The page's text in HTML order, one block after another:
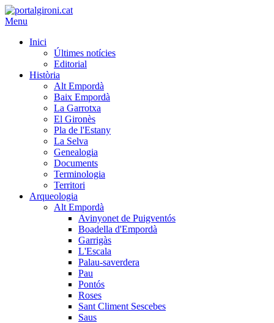
Menu
Inici
Últimes notícies
Editorial
Història
Alt Empordà
Baix Empordà
La Garrotxa
El Gironès
Pla de l'Estany
La Selva
Genealogia
Documents
Terminologia
Territori
Arqueologia
Alt Empordà
Avinyonet de Puigventós
Boadella d'Empordà
Garrigàs
L'Escala
Palau-saverdera
Pau
Pontós
Roses
Sant Climent Sescebes
Saus